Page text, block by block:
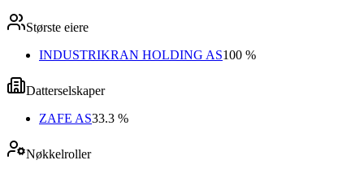
Største eiere
INDUSTRIKRAN HOLDING AS100 %
Datterselskaper
ZAFE AS33.3 %
Nøkkelroller